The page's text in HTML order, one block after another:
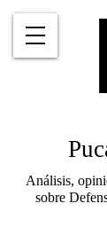
Análisis,
sobre